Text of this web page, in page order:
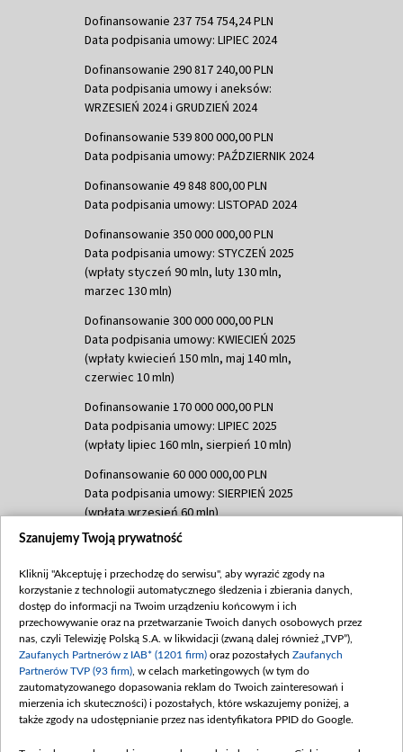
Dofinansowanie 237 754 754,24 PLN
Data podpisania umowy: LIPIEC 2024
Dofinansowanie 290 817 240,00 PLN
Data podpisania umowy i aneksów:
WRZESIEŃ 2024 i GRUDZIEŃ 2024
Dofinansowanie 539 800 000,00 PLN
Data podpisania umowy: PAŹDZIERNIK 2024
Dofinansowanie 49 848 800,00 PLN
Data podpisania umowy: LISTOPAD 2024
Dofinansowanie 350 000 000,00 PLN
Data podpisania umowy: STYCZEŃ 2025
(wpłaty styczeń 90 mln, luty 130 mln,
marzec 130 mln)
Dofinansowanie 300 000 000,00 PLN
Data podpisania umowy: KWIECIEŃ 2025
(wpłaty kwiecień 150 mln, maj 140 mln,
czerwiec 10 mln)
Dofinansowanie 170 000 000,00 PLN
Data podpisania umowy: LIPIEC 2025
(wpłaty lipiec 160 mln, sierpień 10 mln)
Dofinansowanie 60 000 000,00 PLN
Data podpisania umowy: SIERPIEŃ 2025
(wpłata wrzesień 60 mln)
Dofinansowanie 635 783 051,21 PLN
(wpłata wrzesień 100 mln, październik 350
mln, listopad 265 mln)
Dofinansowanie 48 862 000,00 PLN
Data podpisania umowy: GRUDZIEŃ 2025
(wpłata grudzień 60,548 mln)
Dofinansowanie 900 000 000,00 PLN
Data podpisania umowy: LUTY 2026 (wpłata
Szanujemy Twoją prywatność
Kliknij "Akceptuję i przechodzę do serwisu", aby wyrazić zgody na
korzystanie z technologii automatycznego śledzenia i zbierania danych,
dostęp do informacji na Twoim urządzeniu końcowym i ich
przechowywanie oraz na przetwarzanie Twoich danych osobowych przez
nas, czyli Telewizję Polską S.A. w likwidacji (zwaną dalej również „TVP”),
Zaufanych Partnerów z IAB* (1201 firm) oraz pozostałych Zaufanych
Partnerów TVP (93 firm) , w celach marketingowych (w tym do
zautomatyzowanego dopasowania reklam do Twoich zainteresowań i
mierzenia ich skuteczności) i pozostałych, które wskazujemy poniżej, a
także zgody na udostępnianie przez nas identyfikatora PPID do Google.